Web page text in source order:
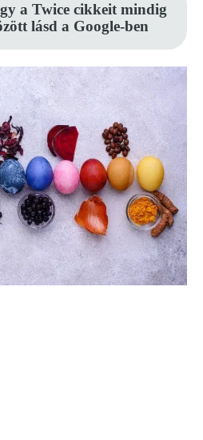
a Twice cikkeit mindig
lásd a Google-ben